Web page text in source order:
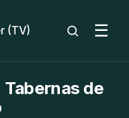
(TV) ☰
Tabernas de